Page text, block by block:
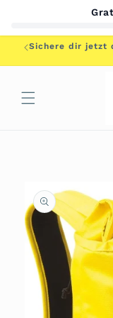
Sichere dir jetzt